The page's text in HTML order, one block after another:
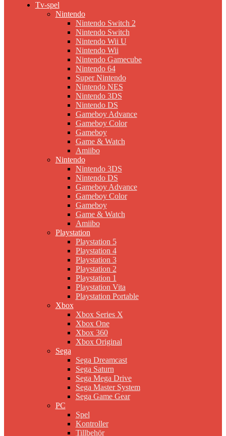
Tv-spel
Nintendo
Nintendo Switch 2
Nintendo Switch
Nintendo Wii U
Nintendo Wii
Nintendo Gamecube
Nintendo 64
Super Nintendo
Nintendo NES
Nintendo 3DS
Nintendo DS
Gameboy Advance
Gameboy Color
Gameboy
Game & Watch
Amiibo
Nintendo
Nintendo 3DS
Nintendo DS
Gameboy Advance
Gameboy Color
Gameboy
Game & Watch
Amiibo
Playstation
Playstation 5
Playstation 4
Playstation 3
Playstation 2
Playstation 1
Playstation Vita
Playstation Portable
Xbox
Xbox Series X
Xbox One
Xbox 360
Xbox Original
Sega
Sega Dreamcast
Sega Saturn
Sega Mega Drive
Sega Master System
Sega Game Gear
PC
Spel
Kontroller
Tillbehör